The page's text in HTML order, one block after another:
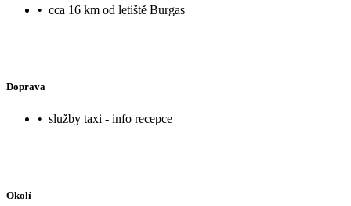
• cca 16 km od letiště Burgas
Doprava
• služby taxi - info recepce
Okolí